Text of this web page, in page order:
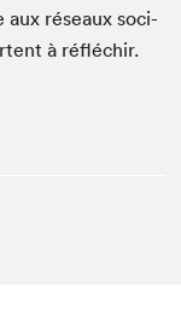
aux réseaux soci­
à réfléchir.